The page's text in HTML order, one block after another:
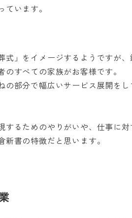
います。
式」をイメージするようですが、
すべての家族がお客様です。
の部分で幅広いサービス展開をし
するためのやりがいや、仕事に対
新書の特徴だと思います。